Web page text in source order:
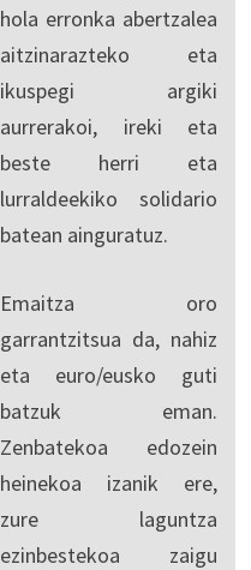
hola erronka abertzalea
aitzinarazteko eta
ikuspegi argiki
aurrerakoi, ireki eta
beste herri eta
lurraldeekiko solidario
batean ainguratuz.
Emaitza oro
garrantzitsua da, nahiz
eta euro/eusko guti
batzuk eman.
Zenbatekoa edozein
heinekoa izanik ere,
zure laguntza
ezinbestekoa zaigu